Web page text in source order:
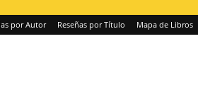
por Autor Reseñas por Título Mapa de Libros